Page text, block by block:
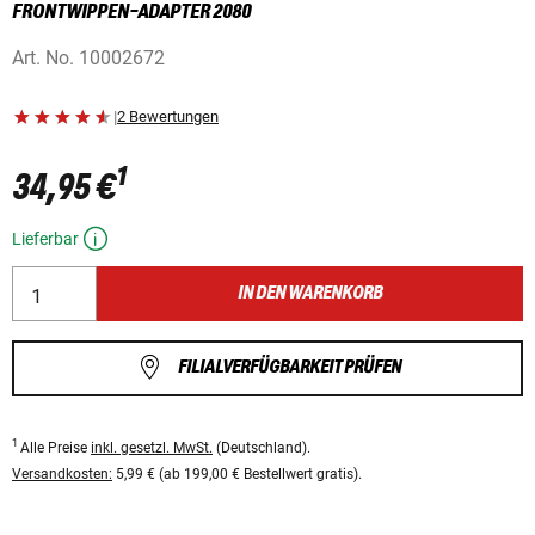
FRONTWIPPEN-ADAPTER 2080
Art. No. 10002672
|2 Bewertungen
34,95 €1
Lieferbar
IN DEN WARENKORB
FILIALVERFÜGBARKEIT PRÜFEN
1 Alle Preise inkl. gesetzl. MwSt. (Deutschland).
Versandkosten: 5,99 € (ab 199,00 € Bestellwert gratis).